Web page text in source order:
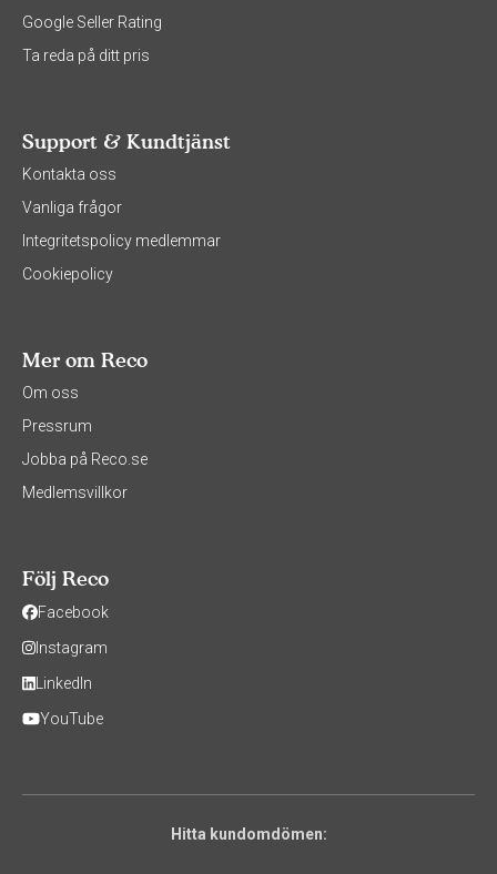
Google Seller Rating
Ta reda på ditt pris
Support & Kundtjänst
Kontakta oss
Vanliga frågor
Integritetspolicy medlemmar
Cookiepolicy
Mer om Reco
Om oss
Pressrum
Jobba på Reco.se
Medlemsvillkor
Följ Reco
Facebook
Instagram
LinkedIn
YouTube
Hitta kundomdömen: